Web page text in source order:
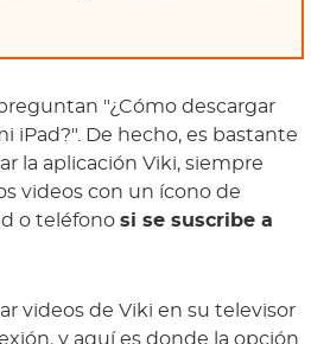
"¿Cómo descargar
iPad?". De hecho, es bastante
la aplicación Viki, siempre
videos con un ícono de
o teléfonosi se suscribe a
videos de Viki en su televisor
y aquí es donde la opción